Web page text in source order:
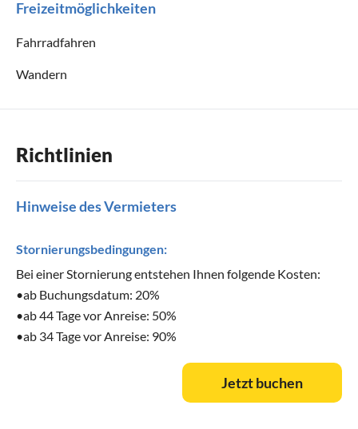
Freizeitmöglichkeiten
Fahrradfahren
Wandern
Richtlinien
Hinweise des Vermieters
Stornierungsbedingungen:
Bei einer Stornierung entstehen Ihnen folgende Kosten:
•ab Buchungsdatum: 20%
•ab 44 Tage vor Anreise: 50%
•ab 34 Tage vor Anreise: 90%
Jetzt buchen